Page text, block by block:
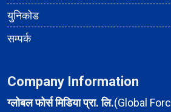
युनिकोड
सम्पर्क
Company Information
ग्लोबल फोर्स मिडिया प्रा. लि.(Global